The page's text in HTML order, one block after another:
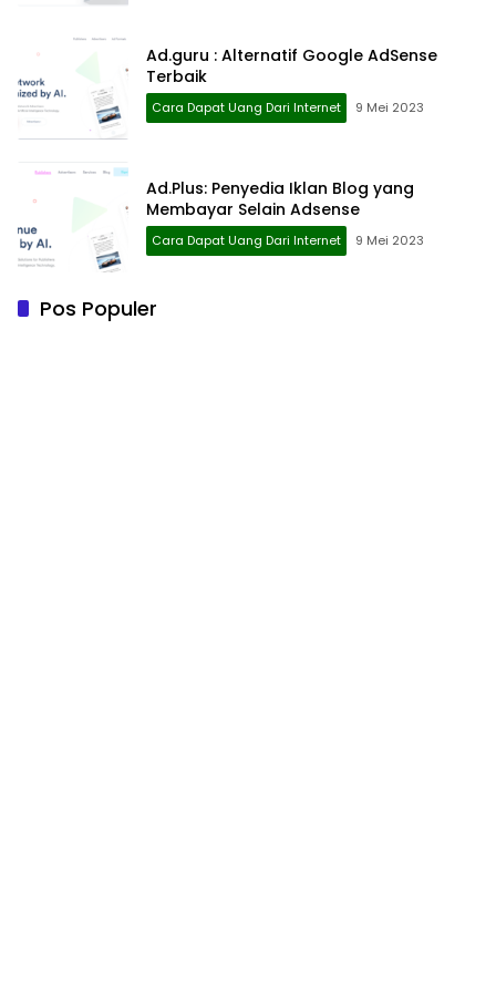
Ad.guru : Alternatif Google AdSense
Terbaik
Cara Dapat Uang Dari Internet 9 Mei 2023
Ad.Plus: Penyedia Iklan Blog yang
Membayar Selain Adsense
Cara Dapat Uang Dari Internet 9 Mei 2023
Pos Populer